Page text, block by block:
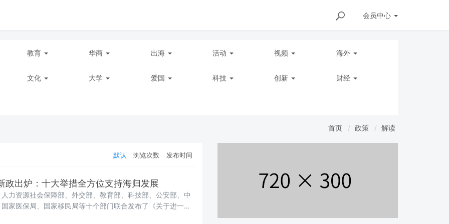
会员中心
教育 华商 出海 活动 视频 海外
文化 大学 爱国 科技 创新 财经
首页 政策 解读
默认 浏览次数 发布时间
政出炉：十大举措全方位支持海归发展
力资源社会保障部、外交部、教育部、科技部、公安部、中
家医保局、国家移民局等十个部门联合发布了《关于进一步